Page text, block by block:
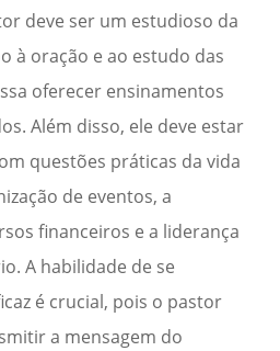
deve ser um estudioso da
à oração e ao estudo das
oferecer ensinamentos
Além disso, ele deve estar
questões práticas da vida
de eventos, a
financeiros e a liderança
A habilidade de se
é crucial, pois o pastor
a mensagem do